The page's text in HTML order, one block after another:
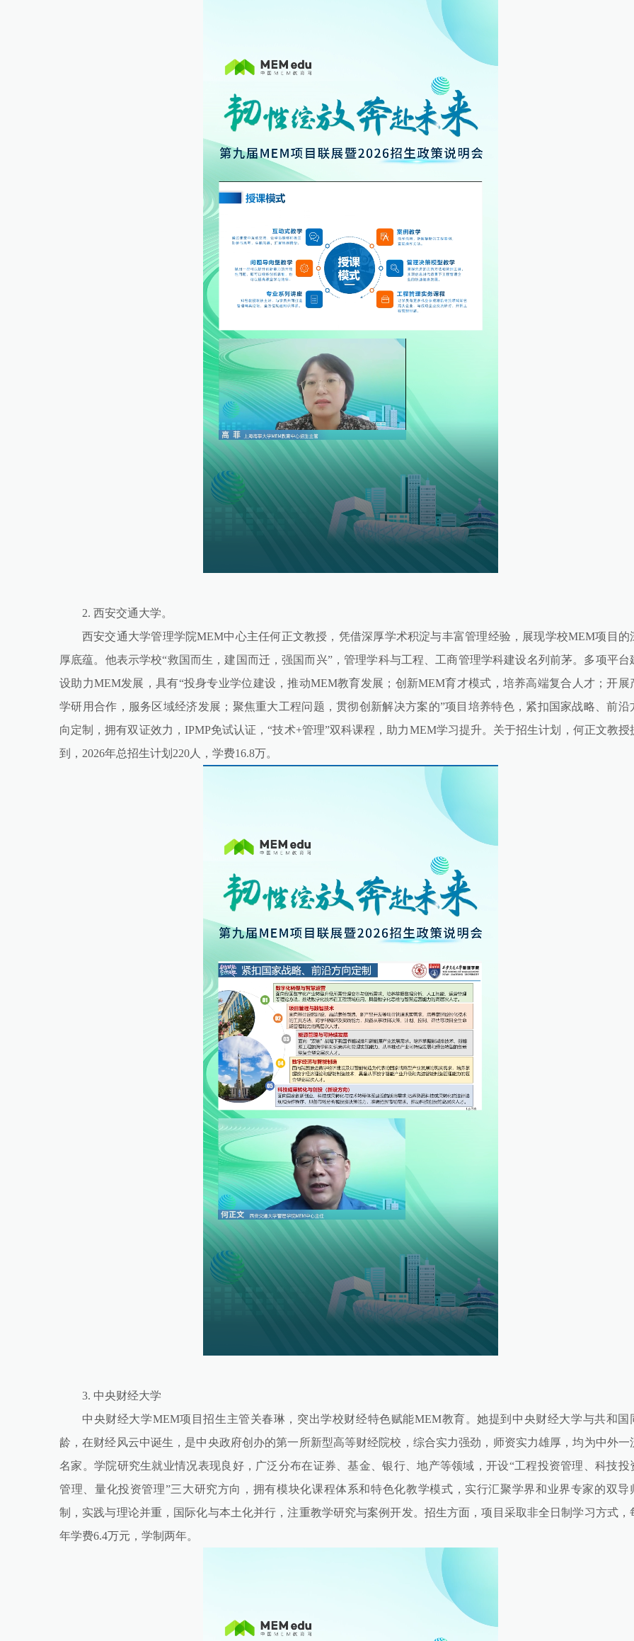
2. 西安交通大学。
西安交通大学管理学院MEM中心主任何正文教授，凭借深厚学术积淀与丰富管理经验，展现学校MEM项目的
厚底蕴。他表示学校“救国而生，建国而迁，强国而兴”，管理学科与工程、工商管理学科建设名列前茅。多项平台
设助力MEM发展，具有“投身专业学位建设，推动MEM教育发展；创新MEM育才模式，培养高端复合人才；开展
学研用合作，服务区域经济发展；聚焦重大工程问题，贯彻创新解决方案的”项目培养特色，紧扣国家战略、前沿
向定制，拥有双证效力，IPMP免试认证，“技术+管理”双科课程，助力MEM学习提升。关于招生计划，何正文教授
到，2026年总招生计划220人，学费16.8万。
3. 中央财经大学
中央财经大学MEM项目招生主管关春琳，突出学校财经特色赋能MEM教育。她提到中央财经大学与共和国
龄，在财经风云中诞生，是中央政府创办的第一所新型高等财经院校，综合实力强劲，师资实力雄厚，均为中外一
名家。学院研究生就业情况表现良好，广泛分布在证券、基金、银行、地产等领域，开设“工程投资管理、科技投
管理、量化投资管理”三大研究方向，拥有模块化课程体系和特色化教学模式，实行汇聚学界和业界专家的双导
制，实践与理论并重，国际化与本土化并行，注重教学研究与案例开发。招生方面，项目采取非全日制学习方式，
年学费6.4万元，学制两年。